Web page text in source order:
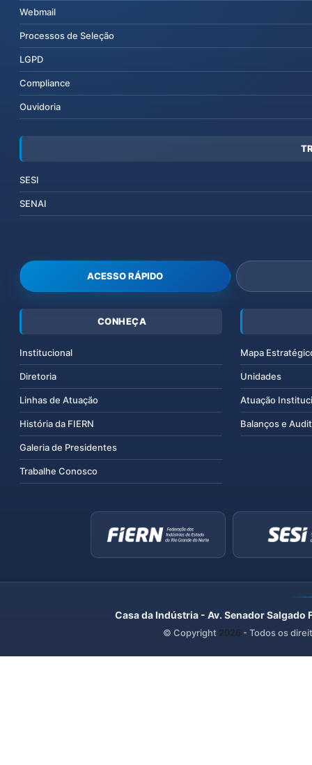
Webmail
Processos de Seleção
LGPD
Compliance
Ouvidoria
SESI
SENAI
ACESSO RÁPIDO
CONHEÇA
Institucional
Diretoria
Linhas de Atuação
História da FIERN
Galeria de Presidentes
Trabalhe Conosco
Mapa
Unidades
Atuação
Balanços e
Casa da Indústria - Av. Senador
© Copyright 2026 - Todos os